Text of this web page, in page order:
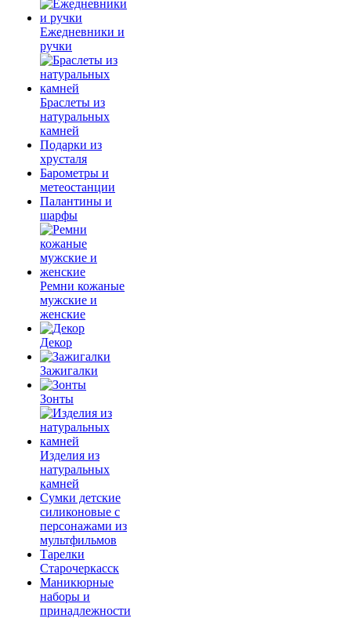
Ежедневники и
ручки
Браслеты из
натуральных
камней
Подарки из
хрусталя
Барометры и
метеостанции
Палантины и
шарфы
Ремни кожаные
мужские и
женские
Декор
Зажигалки
Зонты
Изделия из
натуральных
камней
Сумки детские
силиконовые с
персонажами из
мультфильмов
Тарелки
Старочеркасск
Маникюрные
наборы и
принадлежности